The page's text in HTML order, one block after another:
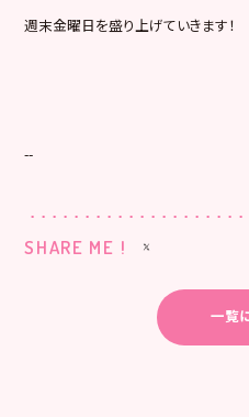
週末金曜日を盛り上げていきます！
--
SHARE ME !
一覧